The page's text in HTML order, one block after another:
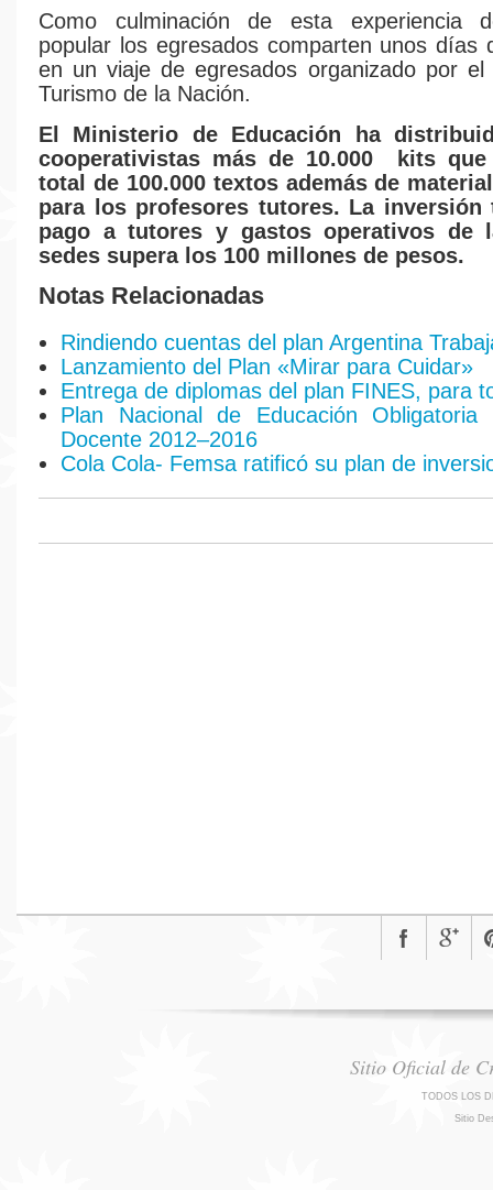
Como culminación de esta experiencia
popular los egresados comparten unos días
en un viaje de egresados organizado por el
Turismo de la Nación.
El Ministerio de Educación ha
cooperativistas más de 10.000 kits que
total de 100.000 textos además de
para los profesores tutores. La inversión
pago a tutores y gastos operativos de
sedes supera los 100 millones de pesos.
Notas Relacionadas
Rindiendo cuentas del plan Argentina
Lanzamiento del Plan «Mirar para Cuidar»
Entrega de diplomas del plan FINES, para
Plan Nacional de Educación Obligatoria
Docente 2012–2016
Cola Cola- Femsa ratificó su plan de
Sitio Oficial de
TODOS LOS
Sitio